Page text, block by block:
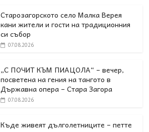
Старозагорското село Малка Верея
кани жители и гости на традиционния
си събор
07.08.2026
„С ПОЧИТ КЪМ ПИАЦОЛА“ – вечер,
посветена на гения на тангото в
Държавна опера – Стара Загора
07.08.2026
Къде живеят дълголетниците – петте